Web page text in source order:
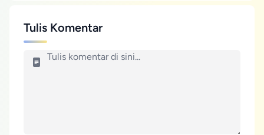
Tulis Komentar